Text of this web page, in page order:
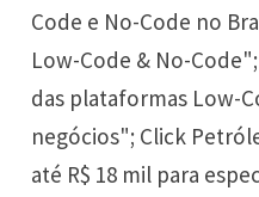
Code e No-Code no
Low-Code & No-
das plataformas Low-
negócios"; Click
até R$ 18 mil para